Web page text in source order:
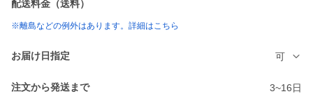
配送料金（送料）
※離島などの例外はあります。詳細はこちら
お届け日指定 可
注文から発送まで 3~16日